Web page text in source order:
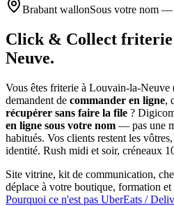
Brabant wallonSous votre nom —
Click & Collect friterie
Neuve.
Vous êtes friterie à Louvain-la-Neuve
demandent de commander en ligne,
récupérer sans faire la file ?
en ligne sous votre nom — pas une
habitués. Vos clients restent les
identité. Rush midi et soir, créneaux
Site vitrine, kit de communication,
déplace à votre boutique, formation
Pourquoi ce n'est pas UberEats /